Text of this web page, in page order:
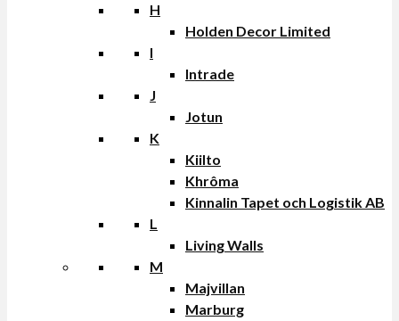
H
Holden Decor Limited
I
Intrade
J
Jotun
K
Kiilto
Khrôma
Kinnalin Tapet och Logistik AB
L
Living Walls
M
Majvillan
Marburg